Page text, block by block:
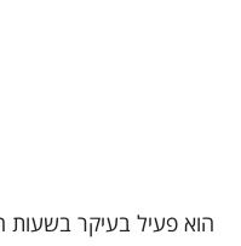
הוא פעיל בעיקר בשעות